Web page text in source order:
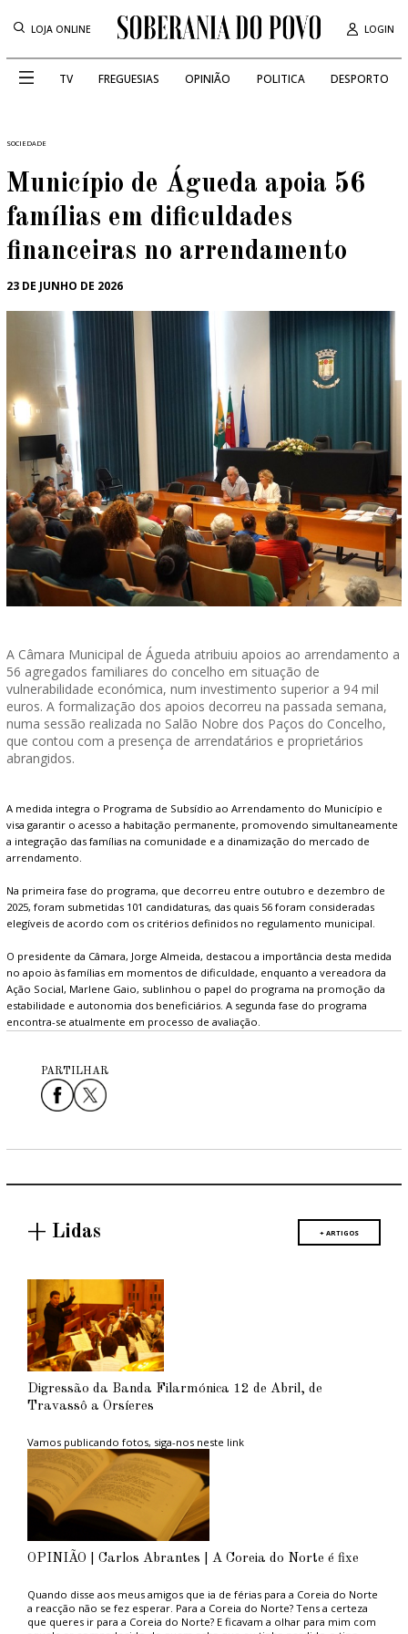
LOJA ONLINE LOGIN
TV FREGUESIAS OPINIÃO POLITICA DESPORTO
SOCIEDADE
Município de Águeda apoia 56
famílias em dificuldades
financeiras no arrendamento
23 DE JUNHO DE 2026
A Câmara Municipal de Águeda atribuiu apoios ao arrendamento a
56 agregados familiares do concelho em situação de
vulnerabilidade económica, num investimento superior a 94 mil
euros. A formalização dos apoios decorreu na passada semana,
numa sessão realizada no Salão Nobre dos Paços do Concelho,
que contou com a presença de arrendatários e proprietários
abrangidos.
A medida integra o Programa de Subsídio ao Arrendamento do Município e
visa garantir o acesso a habitação permanente, promovendo simultaneamente
a integração das famílias na comunidade e a dinamização do mercado de
arrendamento.
Na primeira fase do programa, que decorreu entre outubro e dezembro de
2025, foram submetidas 101 candidaturas, das quais 56 foram consideradas
elegíveis de acordo com os critérios definidos no regulamento municipal.
O presidente da Câmara, Jorge Almeida, destacou a importância desta medida
no apoio às famílias em momentos de dificuldade, enquanto a vereadora da
Ação Social, Marlene Gaio, sublinhou o papel do programa na promoção da
estabilidade e autonomia dos beneficiários. A segunda fase do programa
encontra-se atualmente em processo de avaliação.
PARTILHAR
+ Lidas + ARTIGOS
Digressão da Banda Filarmónica 12 de Abril, de
Travassô a Orsíeres
Vamos publicando fotos, siga-nos neste link
OPINIÃO | Carlos Abrantes | A Coreia do Norte é fixe
Quando disse aos meus amigos que ia de férias para a Coreia do Norte
a reacção não se fez esperar. Para a Coreia do Norte? Tens a certeza
que queres ir para a Coreia do Norte? E ficavam a olhar para mim com